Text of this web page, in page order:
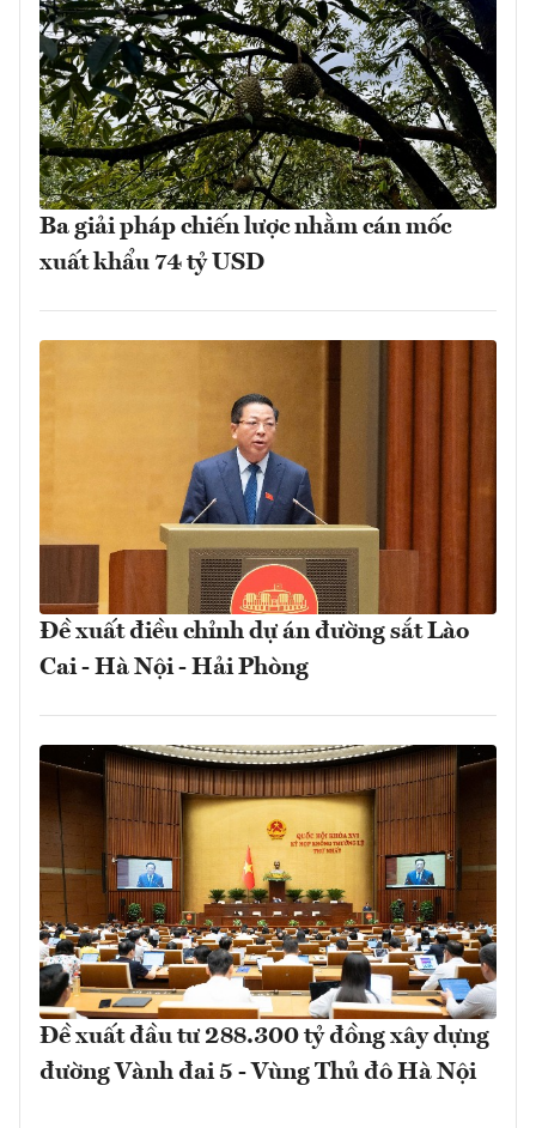
Ba giải pháp chiến lược nhằm cán mốc
xuất khẩu 74 tỷ USD
Đề xuất điều chỉnh dự án đường sắt Lào
Cai - Hà Nội - Hải Phòng
Đề xuất đầu tư 288.300 tỷ đồng xây dựng
đường Vành đai 5 - Vùng Thủ đô Hà Nội